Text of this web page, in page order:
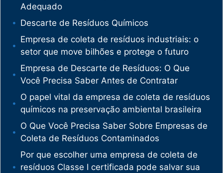
Adequado
Descarte de Resíduos Químicos
Empresa de coleta de resíduos industriais: o
setor que move bilhões e protege o futuro
Empresa de Descarte de Resíduos: O Que
Você Precisa Saber Antes de Contratar
O papel vital da empresa de coleta de resíduos
químicos na preservação ambiental brasileira
O Que Você Precisa Saber Sobre Empresas de
Coleta de Resíduos Contaminados
Por que escolher uma empresa de coleta de
resíduos Classe I certificada pode salvar sua